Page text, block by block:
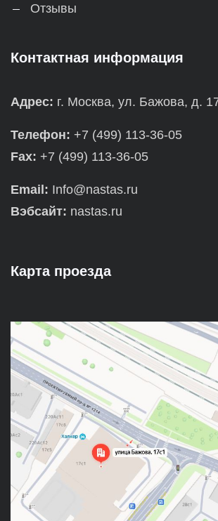
Отзывы
Контактная информация
Адрес: г. Москва, ул. Бажова, д.
Телефон: +7 (499) 113-36-05
Fax: +7 (499) 113-36-05
Email: Info@nastas.ru
Вэбсайт: nastas.ru
Карта проезда